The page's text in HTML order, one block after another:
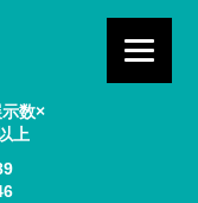
数×
上